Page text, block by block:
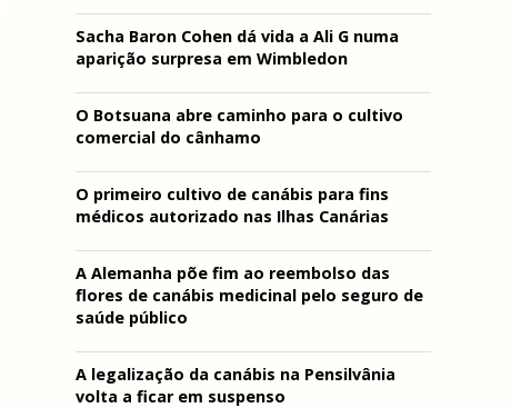
Sacha Baron Cohen dá vida a Ali G numa
aparição surpresa em Wimbledon
O Botsuana abre caminho para o cultivo
comercial do cânhamo
O primeiro cultivo de canábis para fins
médicos autorizado nas Ilhas Canárias
A Alemanha põe fim ao reembolso das
flores de canábis medicinal pelo seguro de
saúde público
A legalização da canábis na Pensilvânia
volta a ficar em suspenso